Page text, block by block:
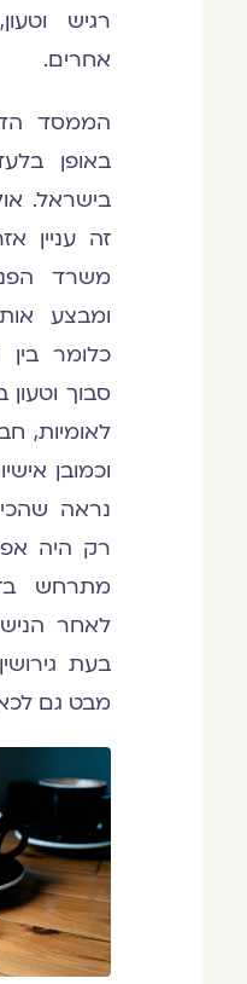
רגיש
אחרים.
הממסד
באופן
בישראל.
זה עניין
משרד
ומבצע
כלומר
סבוך
לאומיות,
וכמובן
נראה
רק היה
מתרחש
לאחר
בעת
מבט גם